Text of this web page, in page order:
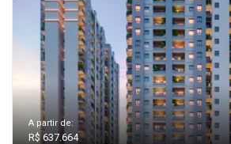
A partir de:
R$ 637.664